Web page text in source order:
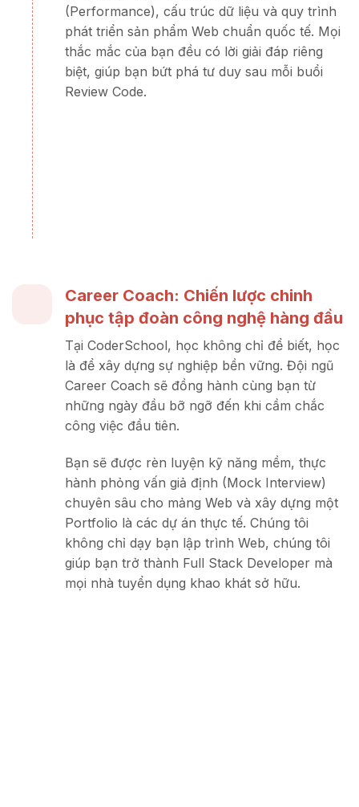
(Performance), cấu trúc dữ liệu và quy trình
phát triển sản phẩm Web chuẩn quốc tế. Mọi
thắc mắc của bạn đều có lời giải đáp riêng
biệt, giúp bạn bứt phá tư duy sau mỗi buổi
Review Code.
Career Coach: Chiến lược chinh
phục tập đoàn công nghệ hàng đầu
Tại CoderSchool, học không chỉ để biết, học
là để xây dựng sự nghiệp bền vững. Đội ngũ
Career Coach sẽ đồng hành cùng bạn từ
những ngày đầu bỡ ngỡ đến khi cầm chắc
công việc đầu tiên.
Bạn sẽ được rèn luyện kỹ năng mềm, thực
hành phỏng vấn giả định (Mock Interview)
chuyên sâu cho mảng Web và xây dựng một
Portfolio là các dự án thực tế. Chúng tôi
không chỉ dạy bạn lập trình Web, chúng tôi
giúp bạn trở thành Full Stack Developer mà
mọi nhà tuyển dụng khao khát sở hữu.